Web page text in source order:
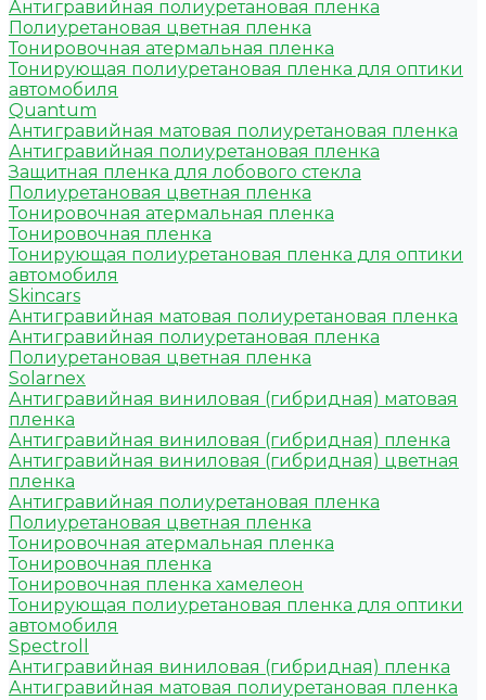
Антигравийная полиуретановая пленка
Полиуретановая цветная пленка
Тонировочная атермальная пленка
Тонирующая полиуретановая пленка для оптики
автомобиля
Quantum
Антигравийная матовая полиуретановая пленка
Антигравийная полиуретановая пленка
Защитная пленка для лобового стекла
Полиуретановая цветная пленка
Тонировочная атермальная пленка
Тонировочная пленка
Тонирующая полиуретановая пленка для оптики
автомобиля
Skincars
Антигравийная матовая полиуретановая пленка
Антигравийная полиуретановая пленка
Полиуретановая цветная пленка
Solarnex
Антигравийная виниловая (гибридная) матовая
пленка
Антигравийная виниловая (гибридная) пленка
Антигравийная виниловая (гибридная) цветная
пленка
Антигравийная полиуретановая пленка
Полиуретановая цветная пленка
Тонировочная атермальная пленка
Тонировочная пленка
Тонировочная пленка хамелеон
Тонирующая полиуретановая пленка для оптики
автомобиля
Spectroll
Антигравийная виниловая (гибридная) пленка
Антигравийная матовая полиуретановая пленка